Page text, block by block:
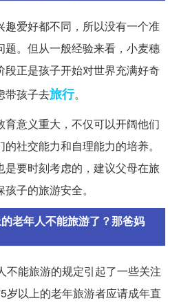
趣爱好都不同，所以没有一个准
题。但从一般经验来看，小麦穗
段正是孩子开始对世界充满好奇
带孩子去旅行。
意义重大，不仅可以开阔他们
社交能力和自理能力的培养。
是要时刻考虑的，建议父母在旅
子的旅游安全。
老年人不能旅游了？那爸妈
不能旅游的规定引起了一些关注
岁以上的老年旅游者应请成年直